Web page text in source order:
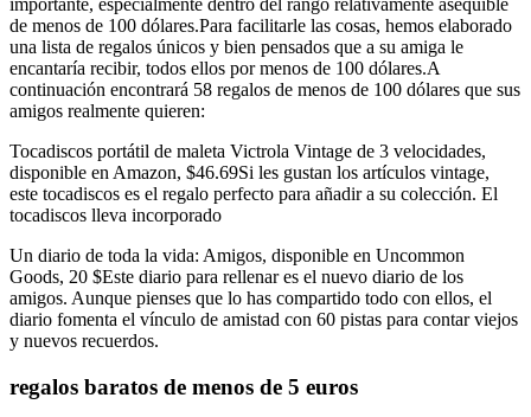
importante, especialmente dentro del rango relativamente asequible
de menos de 100 dólares.Para facilitarle las cosas, hemos elaborado
una lista de regalos únicos y bien pensados que a su amiga le
encantaría recibir, todos ellos por menos de 100 dólares.A
continuación encontrará 58 regalos de menos de 100 dólares que sus
amigos realmente quieren:
Tocadiscos portátil de maleta Victrola Vintage de 3 velocidades,
disponible en Amazon, $46.69Si les gustan los artículos vintage,
este tocadiscos es el regalo perfecto para añadir a su colección. El
tocadiscos lleva incorporado
Un diario de toda la vida: Amigos, disponible en Uncommon
Goods, 20 $Este diario para rellenar es el nuevo diario de los
amigos. Aunque pienses que lo has compartido todo con ellos, el
diario fomenta el vínculo de amistad con 60 pistas para contar viejos
y nuevos recuerdos.
regalos baratos de menos de 5 euros